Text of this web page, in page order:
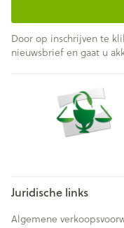
Door op inschrijven te
nieuwsbrief en gaat u
Juridische links
Algemene